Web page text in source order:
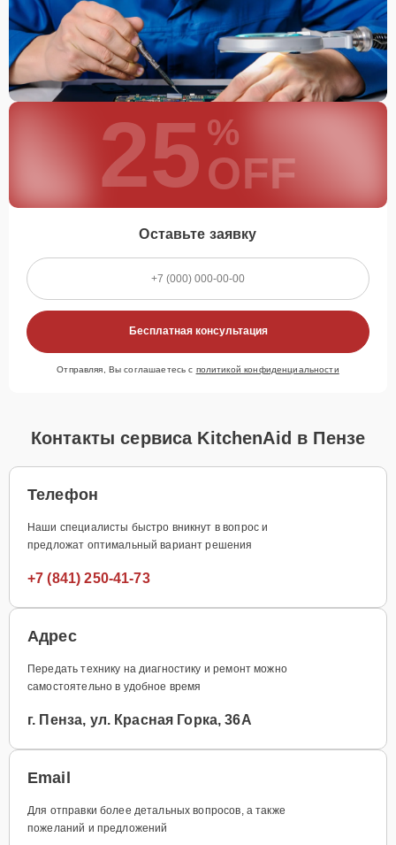
25 %
OFF
Оставьте заявку
Бесплатная консультация
Отправляя, Вы соглашаетесь с политикой конфиденциальности
Контакты сервиса KitchenAid в Пензе
Телефон
Наши специалисты быстро вникнут в вопрос и
предложат оптимальный вариант решения
+7 (841) 250-41-73
Адрес
Передать технику на диагностику и ремонт можно
самостоятельно в удобное время
г. Пенза, ул. Красная Горка, 36А
Email
Для отправки более детальных вопросов, а также
пожеланий и предложений